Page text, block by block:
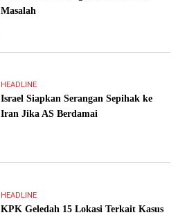
Masalah
HEADLINE
Israel Siapkan Serangan Sepihak ke
Iran Jika AS Berdamai
HEADLINE
KPK Geledah 15 Lokasi Terkait Kasus